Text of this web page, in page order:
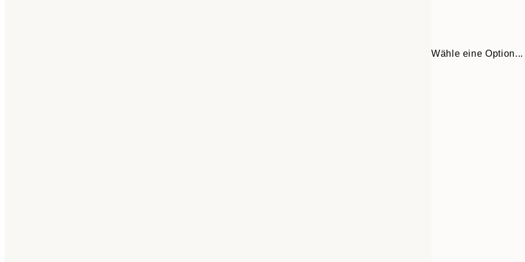
Wähle eine Option...